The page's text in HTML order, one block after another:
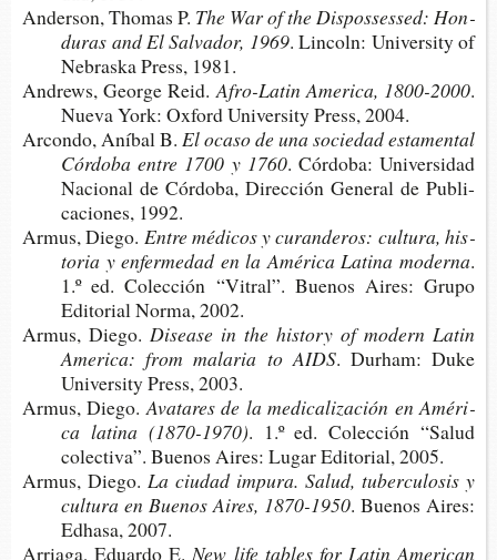
Ander­son, Tho­mas P. The War of the Dis­pos­ses­sed: Hon­
du­ras and El Sal­va­dor, 1969. Lin­coln: Uni­ver­sity of
Nebras­ka Press, 1981.
Andrews, Geor­ge Reid.Afro-​Latin Ame­ri­ca, 1800-2000.
Nueva York: Oxford Uni­ver­sity Press, 2004.
Arcon­do, Aníbal B. El ocaso de una socie­dad esta­men­tal
Cór­do­ba entre 1700 y 1760. Cór­do­ba: Uni­ver­si­dad
Nacio­nal de Cór­do­ba, Direc­ción Gene­ral de Publi­
ca­cio­nes, 1992.
Armus, Diego. Entre médi­cos y curanderos: cul­tu­ra, his­
to­ria y enfer­me­dad en la Amé­ri­ca Lati­na moderna.
1.º ed. Colec­ción “Vitral”. Bue­nos Aires: Grupo
Edi­to­rial Norma, 2002.
Armus, Diego. Disea­se in the his­tory of modern Latin
America: from mala­ria to AIDS. Dur­ham: Duke
Uni­ver­sity Press, 2003.
Armus, Diego.Ava­ta­res de la medi­ca­li­za­ción en Amé­ri­
ca lati­na (1870-1970). 1.º ed. Colec­ción “Salud
colec­ti­va”. Bue­nos Aires: Lugar Edi­to­rial, 2005.
Armus, Diego. La ciu­dad impu­ra. Salud, tubercu­losis y
cul­tu­ra en Bue­nos Aires, 1870-1950. Bue­nos Aires:
Edha­sa, 2007.
Arria­ga, Eduar­do E.New life tables for Latin Ame­ri­can